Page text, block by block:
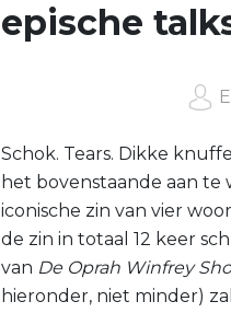
epische
Schok. Tears. Dikke
het bovenstaande aan
iconische zin van vier
de zin in totaal 12 keer
van De Oprah Winfrey
hieronder, niet minder)